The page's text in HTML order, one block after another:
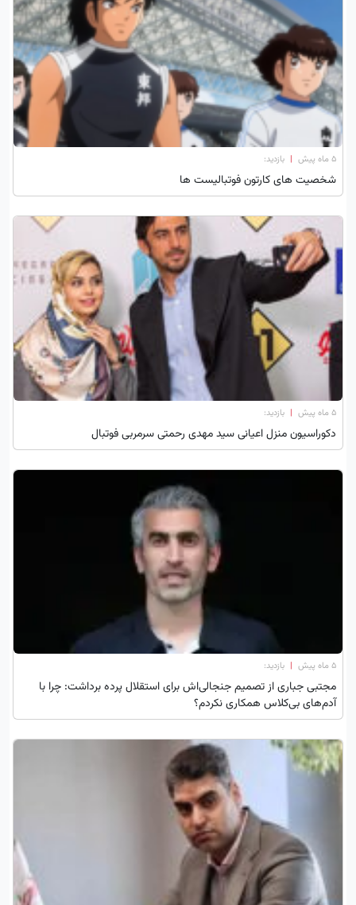
۵ ماه پیش | بازدید:
شخصیت های کارتون فوتبالیست ها
۵ ماه پیش | بازدید:
دکوراسیون منزل اعیانی سید مهدی رحمتی سرمربی فوتبال
۵ ماه پیش | بازدید:
مجتبی جباری از تصمیم جنجالی‌اش برای استقلال پرده برداشت: چرا با
آدم‌های بی‌کلاس همکاری نکردم؟